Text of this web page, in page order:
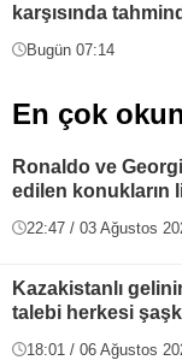
karşısında
Bugün 07:14
En çok
Ronaldo ve
edilen konukların
22:47 / 03 Ağustos
Kazakistanlı
talebi herkesi
18:01 / 06 Ağustos